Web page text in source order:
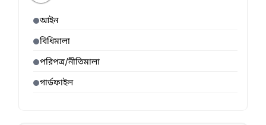
আইন
বিধিমালা
পরিপত্র/নীতিমালা
গার্ডফাইল